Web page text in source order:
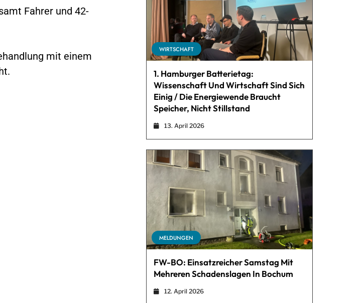
Fahrer und 42-
mit einem
WIRTSCHAFT
1. Hamburger Batterietag:
Wissenschaft Und Wirtschaft Sind Sich
Einig / Die Energiewende Braucht
Speicher, Nicht Stillstand
13. April 2026
MELDUNGEN
FW-BO: Einsatzreicher Samstag Mit
Mehreren Schadenslagen In Bochum
12. April 2026